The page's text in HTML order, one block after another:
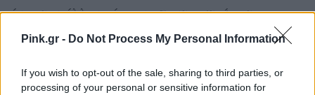
Pink.gr - Do Not Process My Personal Information
If you wish to opt-out of the sale, sharing to third parties, or
processing of your personal or sensitive information for
ένας τον άλλον μέχρι να παντρευτούμε το
επόμενο απόγευμα».